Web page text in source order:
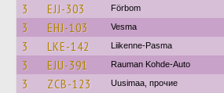
3 EJJ-303 Förbom
3 EHJ-103 Vesma
3 LKE-142 Liikenne-Pasma
3 EJU-391 Rauman Kohde-Auto
3 ZCB-123 Uusimaa, прочие